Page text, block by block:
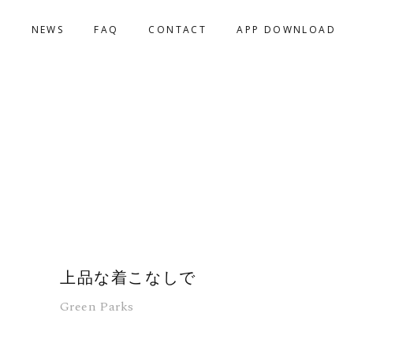
NEWS FAQ CONTACT APP DOWNLOAD
上品な着こなしで
Green Parks